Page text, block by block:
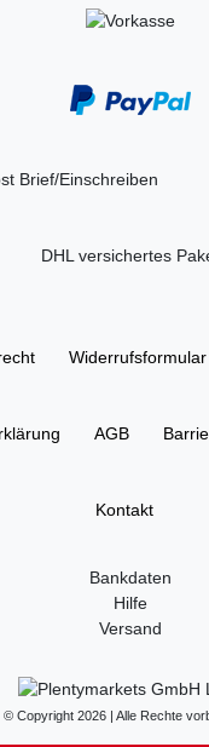
Brief/Einschreiben
DHL versichertes
Widerrufs­formular
AGB
Kontakt
Bankdaten
Hilfe
Versand
© Copyright 2026 | Alle Rechte